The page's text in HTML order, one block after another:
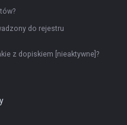
do rejestru
z dopiskiem [nieaktywne]?